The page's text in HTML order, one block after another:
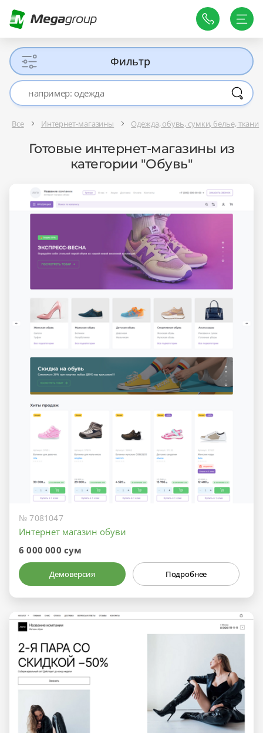
Фильтр
Все Интернет-магазины Одежда, обувь, сумки, белье, ткани
Готовые интернет-магазины из
категории "Обувь"
№ 7081047
Интернет магазин обуви
6 000 000 сум
Демоверсия Подробнее